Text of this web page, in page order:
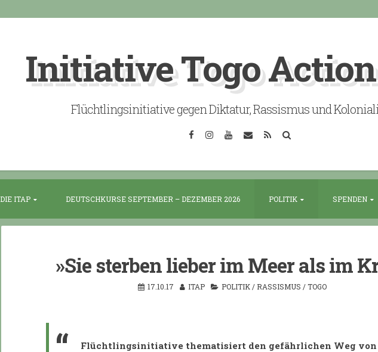
Initiative Togo
Flüchtlingsinitiative gegen Diktatur, Rassismus und
FacebookInstagramYouTube
EmailRSS
DIE ITAP DEUTSCHKURSE SEPTEMBER – DEZEMBER 2026 POLITIK SPENDEN
»Sie sterben lieber im Meer als im
17.10.17 ITAP POLITIK/ RASSISMUS /TOGO
Flüchtlingsinitiative thematisiert den gefährlichen Weg von